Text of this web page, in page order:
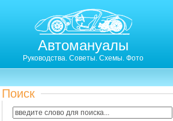
Автомануалы
Руководства. Советы. Схемы. Фото
Поиск